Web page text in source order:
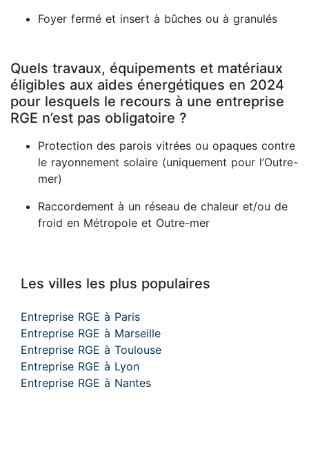
Foyer fermé et insert à bûches ou à granulés
Quels travaux, équipements et matériaux
éligibles aux aides énergétiques en 2024
pour lesquels le recours à une entreprise
RGE n’est pas obligatoire ?
Protection des parois vitrées ou opaques contre
le rayonnement solaire (uniquement pour l’Outre-
mer)
Raccordement à un réseau de chaleur et/ou de
froid en Métropole et Outre-mer
Les villes les plus populaires
Entreprise RGE à Paris
Entreprise RGE à Marseille
Entreprise RGE à Toulouse
Entreprise RGE à Lyon
Entreprise RGE à Nantes